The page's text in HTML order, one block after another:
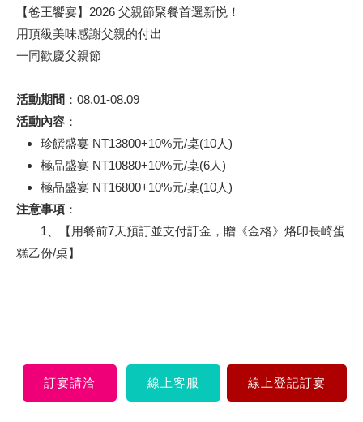
【爸王饗宴】2026 父親節聚餐首選新悦！
用頂級美味感謝父親的付出
一同歡慶父親節
活動期間 ：08.01-08.09
活動內容 ：
珍饌盛宴 NT13800+10%元/桌(10人)
極品盛宴 NT10880+10%元/桌(6人)
極品盛宴 NT16800+10%元/桌(10人)
注意事項 ：
1、【用餐前7天預訂並支付訂金，贈《金格》烙印長崎蛋
糕乙份/桌】
訂宴請洽 線上客服 線上登記訂宴